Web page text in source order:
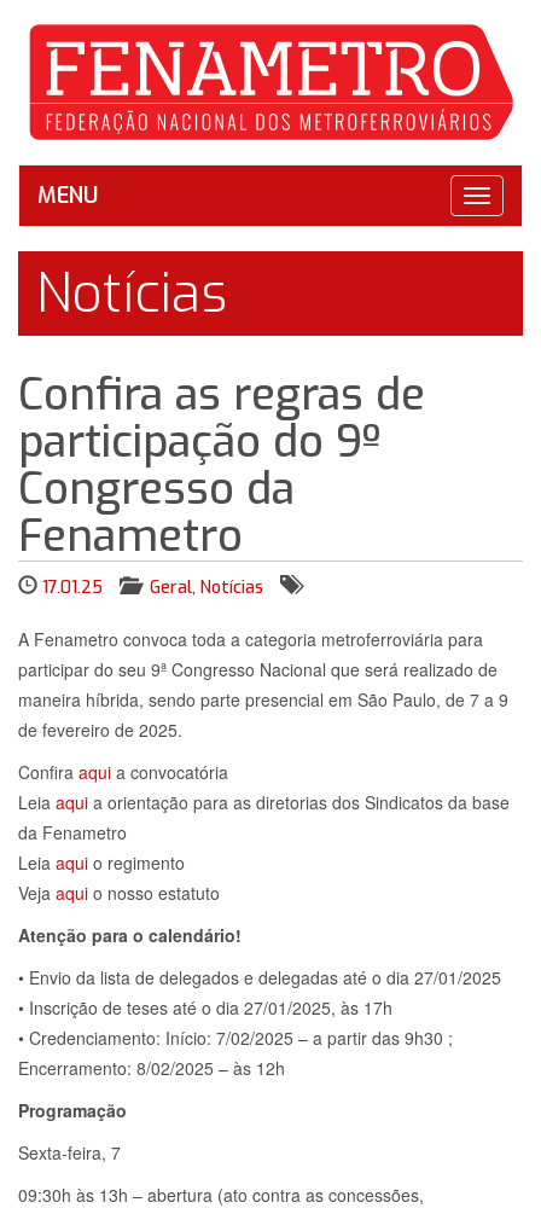
Toggle
MENU
Notícias
Confira as regras de
participação do 9º
Congresso da
Fenametro
17.01.25 Geral, Notícias
A Fenametro convoca toda a categoria metroferroviária para
participar do seu 9ª Congresso Nacional que será realizado de
maneira híbrida, sendo parte presencial em São Paulo, de 7 a 9
de fevereiro de 2025.
Confira aqui a convocatória
Leia aqui a orientação para as diretorias dos Sindicatos da base
da Fenametro
Leia aqui o regimento
Veja aqui o nosso estatuto
Atenção para o calendário!
• Envio da lista de delegados e delegadas até o dia 27/01/2025
• Inscrição de teses até o dia 27/01/2025, às 17h
• Credenciamento: Início: 7/02/2025 – a partir das 9h30 ;
Encerramento: 8/02/2025 – às 12h
Programação
Sexta-feira, 7
09:30h às 13h – abertura (ato contra as concessões,